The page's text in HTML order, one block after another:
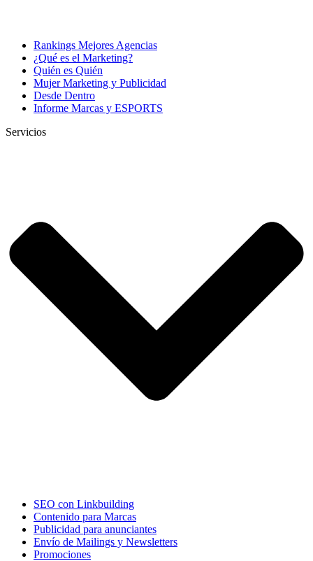
Rankings Mejores Agencias
¿Qué es el Marketing?
Quién es Quién
Mujer Marketing y Publicidad
Desde Dentro
Informe Marcas y ESPORTS
Servicios
SEO con Linkbuilding
Contenido para Marcas
Publicidad para anunciantes
Envío de Mailings y Newsletters
Promociones